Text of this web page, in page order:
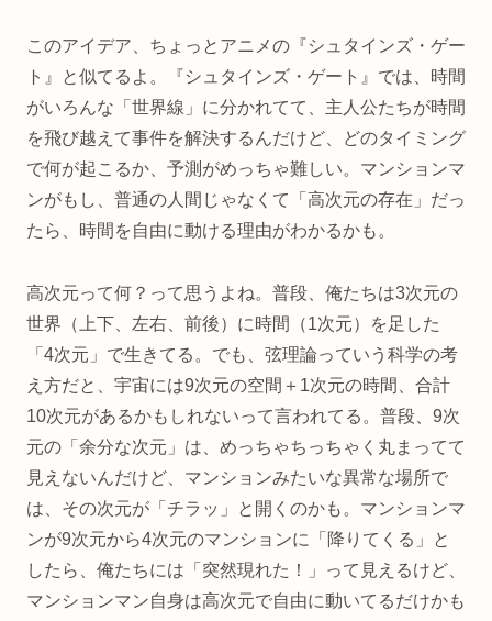
このアイデア、ちょっとアニメの『シュタインズ・ゲー
ト』と似てるよ。『シュタインズ・ゲート』では、時間
がいろんな「世界線」に分かれてて、主人公たちが時間
を飛び越えて事件を解決するんだけど、どのタイミング
で何が起こるか、予測がめっちゃ難しい。マンションマ
ンがもし、普通の人間じゃなくて「高次元の存在」だっ
たら、時間を自由に動ける理由がわかるかも。
高次元って何？って思うよね。普段、俺たちは3次元の
世界（上下、左右、前後）に時間（1次元）を足した
「4次元」で生きてる。でも、弦理論っていう科学の考
え方だと、宇宙には9次元の空間＋1次元の時間、合計
10次元があるかもしれないって言われてる。普段、9次
元の「余分な次元」は、めっちゃちっちゃく丸まってて
見えないんだけど、マンションみたいな異常な場所で
は、その次元が「チラッ」と開くのかも。マンションマ
ンが9次元から4次元のマンションに「降りてくる」と
したら、俺たちには「突然現れた！」って見えるけど、
マンションマン自身は高次元で自由に動いてるだけかも